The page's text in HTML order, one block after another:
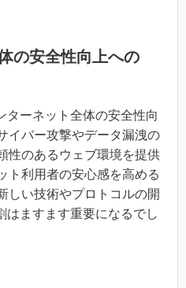
の安全性向上への
ターネット全体の安全性向
イバー攻撃やデータ漏洩の
性のあるウェブ環境を提供
ト利用者の安心感を高める
しい技術やプロトコルの開
はますます重要になるでし